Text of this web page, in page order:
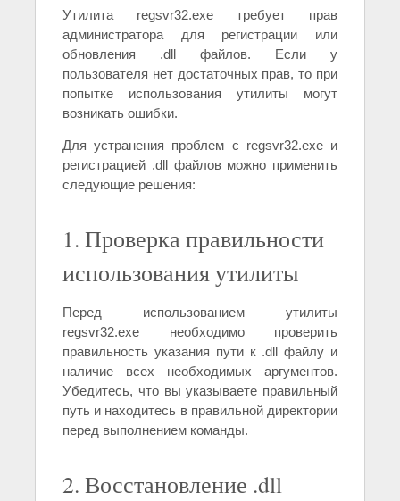
Утилита regsvr32.exe требует прав
администратора для регистрации или
обновления .dll файлов. Если у
пользователя нет достаточных прав, то при
попытке использования утилиты могут
возникать ошибки.
Для устранения проблем с regsvr32.exe и
регистрацией .dll файлов можно применить
следующие решения:
1. Проверка правильности
использования утилиты
Перед использованием утилиты
regsvr32.exe необходимо проверить
правильность указания пути к .dll файлу и
наличие всех необходимых аргументов.
Убедитесь, что вы указываете правильный
путь и находитесь в правильной директории
перед выполнением команды.
2. Восстановление .dll